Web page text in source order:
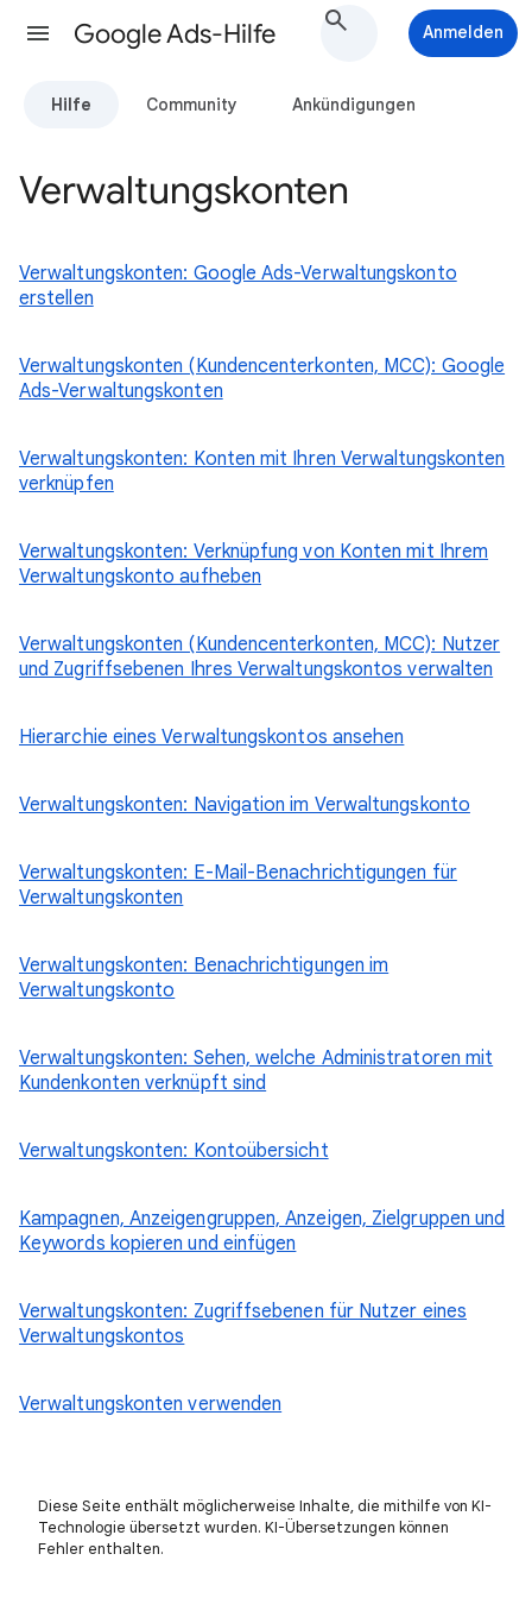
Google Ads-Hilfe Anmelden
Hilfe Community Ankündigungen
Verwaltungskonten
Verwaltungskonten: Google Ads-Verwaltungskonto
erstellen
Verwaltungskonten (Kundencenterkonten, MCC): Google
Ads-Verwaltungskonten
Verwaltungskonten: Konten mit Ihren Verwaltungskonten
verknüpfen
Verwaltungskonten: Verknüpfung von Konten mit Ihrem
Verwaltungskonto aufheben
Verwaltungskonten (Kundencenterkonten, MCC): Nutzer
und Zugriffsebenen Ihres Verwaltungskontos verwalten
Hierarchie eines Verwaltungskontos ansehen
Verwaltungskonten: Navigation im Verwaltungskonto
Verwaltungskonten: E-Mail-Benachrichtigungen für
Verwaltungskonten
Verwaltungskonten: Benachrichtigungen im
Verwaltungskonto
Verwaltungskonten: Sehen, welche Administratoren mit
Kundenkonten verknüpft sind
Verwaltungskonten: Kontoübersicht
Kampagnen, Anzeigengruppen, Anzeigen, Zielgruppen und
Keywords kopieren und einfügen
Verwaltungskonten: Zugriffsebenen für Nutzer eines
Verwaltungskontos
Verwaltungskonten verwenden
Diese Seite enthält möglicherweise Inhalte, die mithilfe von KI-
Technologie übersetzt wurden. KI-Übersetzungen können
Fehler enthalten.